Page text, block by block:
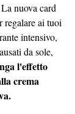
nuova card
regalare ai tuoi
intensivo,
da sole,
l'effetto
crema